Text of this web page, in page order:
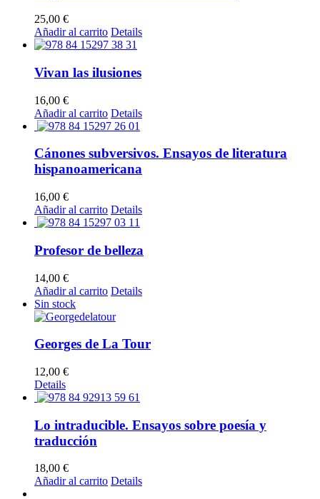
25,00 €
Añadir al carrito Details
Vivan las ilusiones
16,00 €
Añadir al carrito Details
Cánones subversivos. Ensayos de literatura
hispanoamericana
16,00 €
Añadir al carrito Details
Profesor de belleza
14,00 €
Añadir al carrito Details
Sin stock
Georges de La Tour
12,00 €
Details
Lo intraducible. Ensayos sobre poesía y
traducción
18,00 €
Añadir al carrito Details